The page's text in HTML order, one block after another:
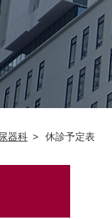
器科 休診予定表